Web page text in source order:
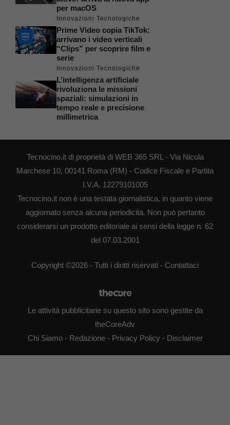
per macOS
Innovazioni Tecnologiche
Prime Video copia TikTok:
arrivano i video verticali
“Clips” per scoprire film e
serie
Innovazioni Tecnologiche
L’intelligenza artificiale
rivoluziona le missioni
spaziali: simulazioni in
tempo reale e precisione
millimetrica
Tecnocino.it di proprietà di WEB 365 SRL - Via Nicola
Marchese 10, 00141 Roma (RM) - Codice Fiscale e Partita
I.V.A. 12279101005
Tecnocino.it non è una testata giornalistica, in quanto viene
aggiornato senza alcuna periodicità. Non può pertanto
considerarsi un prodotto editoriale ai sensi della legge n. 62
del 07.03.2001
Copyright ©2026 - Tutti i diritti riservati - Contattaci
Le attività pubblicitarie su questo sito sono gestite da
theCoreAdv
Chi Siamo- Redazione- Privacy Policy - Disclaimer